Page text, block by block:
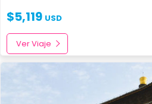
$5,119 USD
Ver Viaje